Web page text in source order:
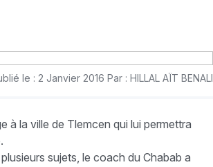
le : 2 Janvier 2016 Par : HILLAL AÏT BENALI
à la ville de Tlemcen qui lui permettra
sujets, le coach du Chabab a